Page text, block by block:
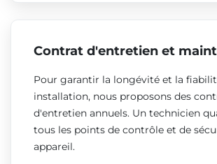
Contrat d'entretien et
Pour garantir la longévité et la
installation, nous proposons des
d'entretien annuels. Un technicien
tous les points de contrôle et de
appareil.